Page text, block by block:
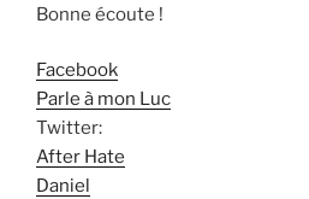
Bonne écoute !
Facebook
Parle à mon Luc
Twitter:
After Hate
Daniel